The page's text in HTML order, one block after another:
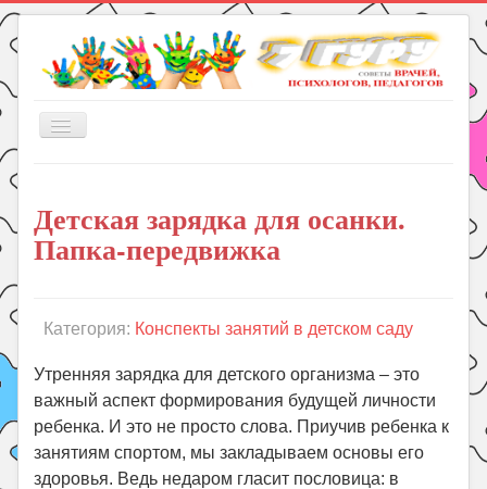
Включить/
Книги
Рукоделие
Уроки
Праздники
Психология
Летом!
Детская зарядка для осанки.
Папка-передвижка
Категория: Конспекты занятий в детском саду
Утренняя зарядка для детского организма – это
важный аспект формирования будущей личности
ребенка. И это не просто слова. Приучив ребенка к
занятиям спортом, мы закладываем основы его
здоровья. Ведь недаром гласит пословица: в